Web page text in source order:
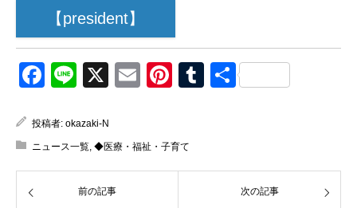
【president】
Facebook
Line
X EmailPinterest
Tumblr
共
投稿者: okazaki-N
ニュース一覧, ◆医療・福祉・子育て
前の記事 次の記事